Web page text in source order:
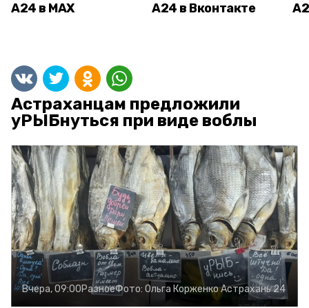
А24 в MAX А24 в Вконтакте
Астраханцам предложили
уРЫБнуться при виде воблы
Вчера, 09:00РазноеФото: Ольга КорженкоАстрахань 24